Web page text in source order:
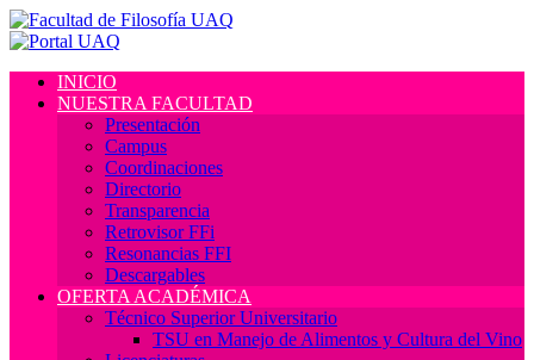
INICIO
NUESTRA FACULTAD
Presentación
Campus
Coordinaciones
Directorio
Transparencia
Retrovisor FFi
Resonancias FFI
Descargables
OFERTA ACADÉMICA
Técnico Superior Universitario
TSU en Manejo de Alimentos y Cultura del Vino